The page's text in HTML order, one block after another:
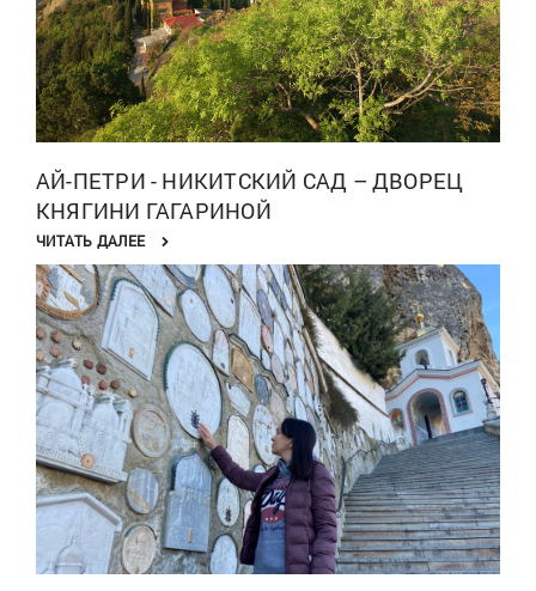
АЙ-ПЕТРИ - НИКИТСКИЙ САД – ДВОРЕЦ
КНЯГИНИ ГАГАРИНОЙ
ЧИТАТЬ ДАЛЕЕ